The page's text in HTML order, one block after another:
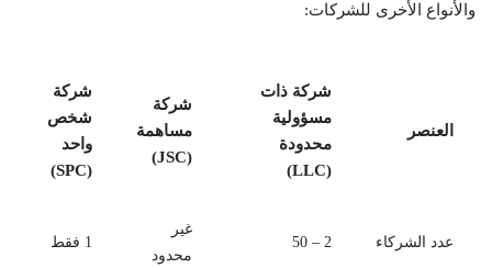
والأنواع الأخرى للشركات:
العنصر
شركة ذات
مسؤولية
محدودة
(LLC)
شركة
مساهمة
(JSC)
شركة
شخص
واحد
(SPC)
عدد الشركاء 2 – 50
غير
محدود
1 فقط